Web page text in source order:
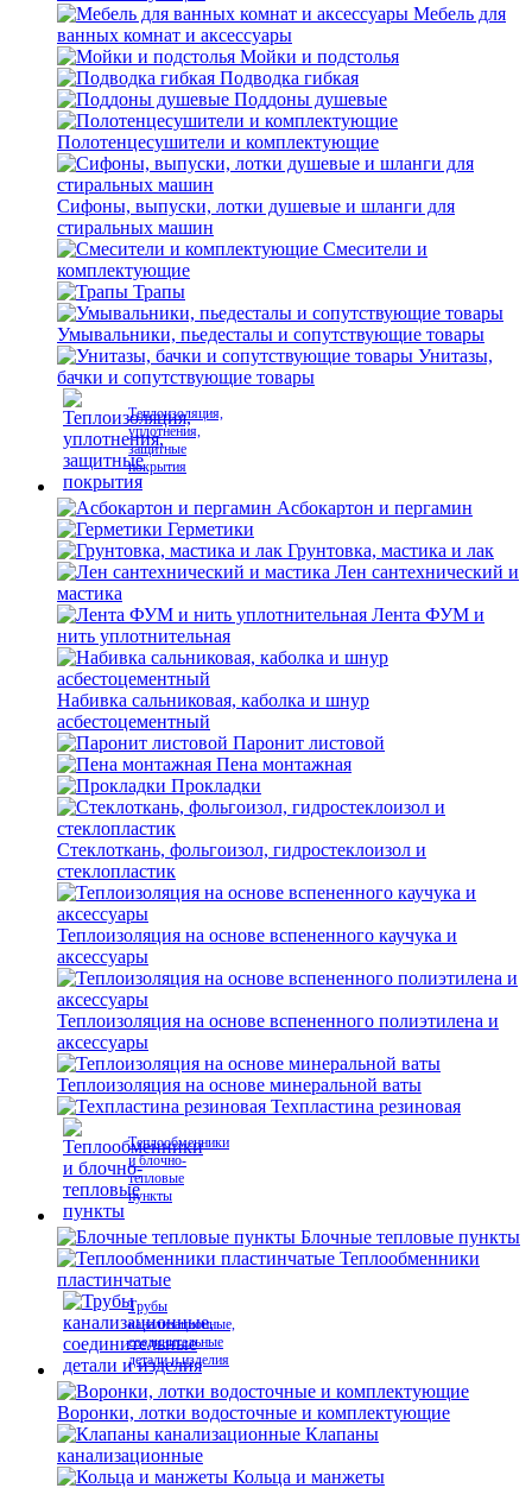
Мебель для
ванных комнат и аксессуары
Мойки и подстолья
Подводка гибкая
Поддоны душевые
Полотенцесушители и комплектующие
Сифоны, выпуски, лотки душевые и шланги для
стиральных машин
Смесители и
комплектующие
Трапы
Умывальники, пьедесталы и сопутствующие товары
Унитазы,
бачки и сопутствующие товары
Теплоизоляция,
уплотнения,
защитные
покрытия
Асбокартон и пергамин
Герметики
Грунтовка, мастика и лак
Лен сантехнический и
мастика
Лента ФУМ и
нить уплотнительная
Набивка сальниковая, каболка и шнур
асбестоцементный
Паронит листовой
Пена монтажная
Прокладки
Стеклоткань, фольгоизол, гидростеклоизол и
стеклопластик
Теплоизоляция на основе вспененного каучука и
аксессуары
Теплоизоляция на основе вспененного полиэтилена и
аксессуары
Теплоизоляция на основе минеральной ваты
Техпластина резиновая
Теплообменники
и блочно-
тепловые
пункты
Блочные тепловые пункты
Теплообменники
пластинчатые
Трубы
канализационные,
соединительные
детали и изделия
Воронки, лотки водосточные и комплектующие
Клапаны
канализационные
Кольца и манжеты